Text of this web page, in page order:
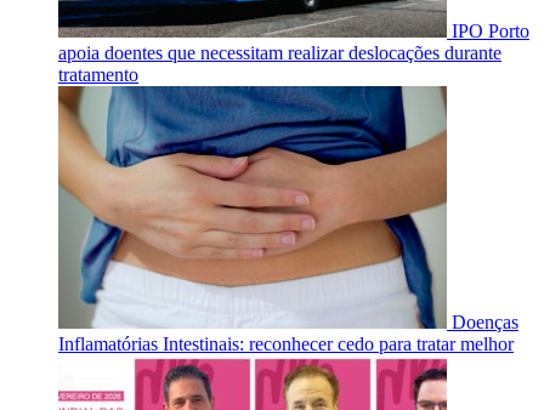
IPO Porto
apoia doentes que necessitam realizar deslocações durante
tratamento
Doenças
Inflamatórias Intestinais: reconhecer cedo para tratar melhor